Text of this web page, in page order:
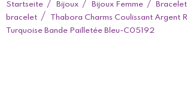
Startseite Bijoux Bijoux Femme Bracelet
bracelet
Thabora Charms Coulissant Argent
Turquoise Bande Pailletée Bleu-C05192